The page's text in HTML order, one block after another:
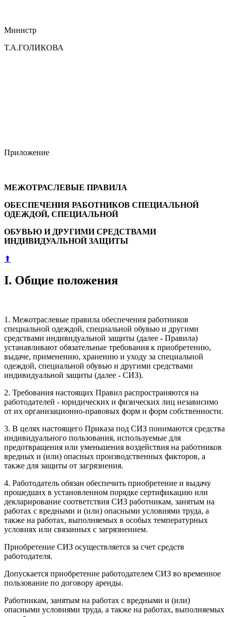
Министр
Т.А.ГОЛИКОВА
Приложение
МЕЖОТРАСЛЕВЫЕ ПРАВИЛА
ОБЕСПЕЧЕНИЯ РАБОТНИКОВ СПЕЦИАЛЬНОЙ
ОДЕЖДОЙ, СПЕЦИАЛЬНОЙ
ОБУВЬЮ И ДРУГИМИ СРЕДСТВАМИ
ИНДИВИДУАЛЬНОЙ ЗАЩИТЫ
⬆
I. Общие положения
1. Межотраслевые правила обеспечения работников
специальной одеждой, специальной обувью и другими
средствами индивидуальной защиты (далее - Правила)
устанавливают обязательные требования к приобретению,
выдаче, применению, хранению и уходу за специальной
одеждой, специальной обувью и другими средствами
индивидуальной защиты (далее - СИЗ).
2. Требования настоящих Правил распространяются на
работодателей - юридических и физических лиц независимо
от их организационно-правовых форм и форм собственности.
3. В целях настоящего Приказа под СИЗ понимаются средства
индивидуального пользования, используемые для
предотвращения или уменьшения воздействия на работников
вредных и (или) опасных производственных факторов, а
также для защиты от загрязнения.
4. Работодатель обязан обеспечить приобретение и выдачу
прошедших в установленном порядке сертификацию или
декларирование соответствия СИЗ работникам, занятым на
работах с вредными и (или) опасными условиями труда, а
также на работах, выполняемых в особых температурных
условиях или связанных с загрязнением.
Приобретение СИЗ осуществляется за счет средств
работодателя.
Допускается приобретение работодателем СИЗ во временное
пользование по договору аренды.
Работникам, занятым на работах с вредными и (или)
опасными условиями труда, а также на работах, выполняемых